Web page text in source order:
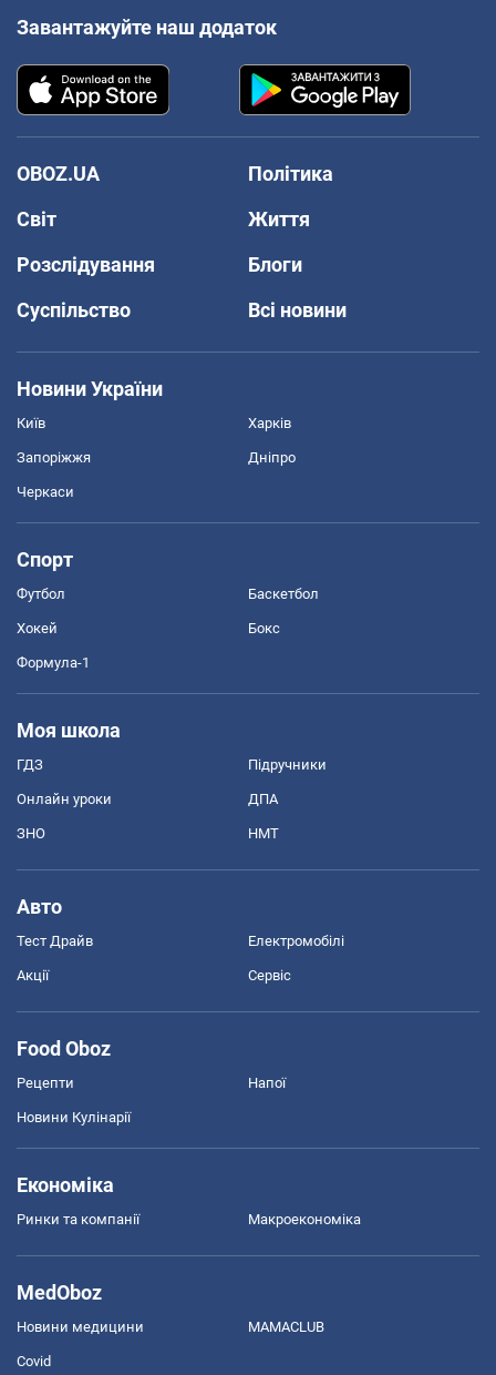
Завантажуйте наш додаток
OBOZ.UA
Політика
Світ
Життя
Розслідування
Блоги
Суспільство
Всі новини
Новини України
Київ Харків
Запоріжжя Дніпро
Черкаси
Спорт
Футбол Баскетбол
Хокей Бокс
Формула-1
Моя школа
ГДЗ Підручники
Онлайн уроки ДПА
ЗНО НМТ
Авто
Тест Драйв Електромобілі
Акції Сервіс
Food Oboz
Рецепти Напої
Новини Кулінарії
Економіка
Ринки та компанії Макроекономіка
MedOboz
Новини медицини MAMACLUB
Covid